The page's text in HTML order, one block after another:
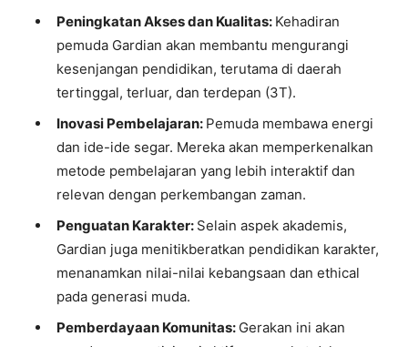
Peningkatan Akses dan Kualitas: Kehadiran
pemuda Gardian akan membantu mengurangi
kesenjangan pendidikan, terutama di daerah
tertinggal, terluar, dan terdepan (3T).
Inovasi Pembelajaran: Pemuda membawa energi
dan ide-ide segar. Mereka akan memperkenalkan
metode pembelajaran yang lebih interaktif dan
relevan dengan perkembangan zaman.
Penguatan Karakter: Selain aspek akademis,
Gardian juga menitikberatkan pendidikan karakter,
menanamkan nilai-nilai kebangsaan dan ethical
pada generasi muda.
Pemberdayaan Komunitas: Gerakan ini akan